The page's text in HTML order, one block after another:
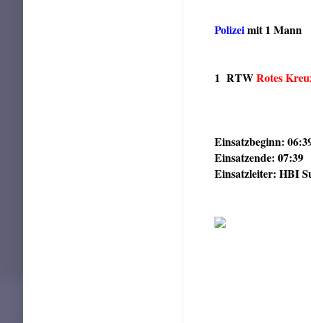
Polizeimit 1 Mann
1 RTWRotes
Einsatzbeginn:
Einsatzende: 07:39
Einsatzleiter: HBI